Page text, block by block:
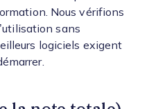
Nous vérifions
sans
logiciels exigent